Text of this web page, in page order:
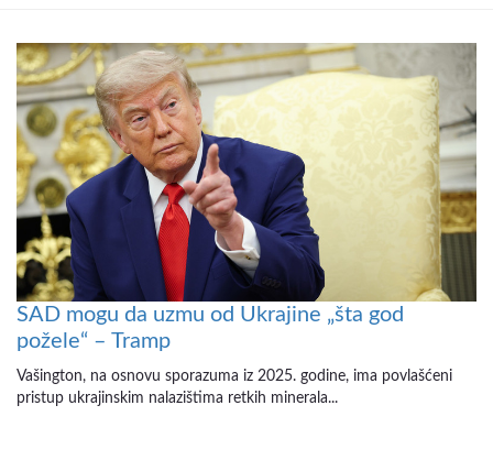
SAD mogu da uzmu od Ukrajine „šta god
požele“ – Tramp
Vašington, na osnovu sporazuma iz 2025. godine, ima povlašćeni
pristup ukrajinskim nalazištima retkih minerala...